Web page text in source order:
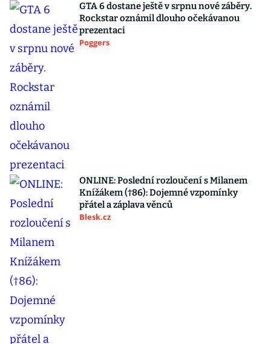
GTA 6 dostane ještě v srpnu nové záběry.
Rockstar oznámil dlouho očekávanou
prezentaci
Poggers
ONLINE: Poslední rozloučení s Milanem
Knížákem (†86): Dojemné vzpomínky
přátel a záplava věnců
Blesk.cz